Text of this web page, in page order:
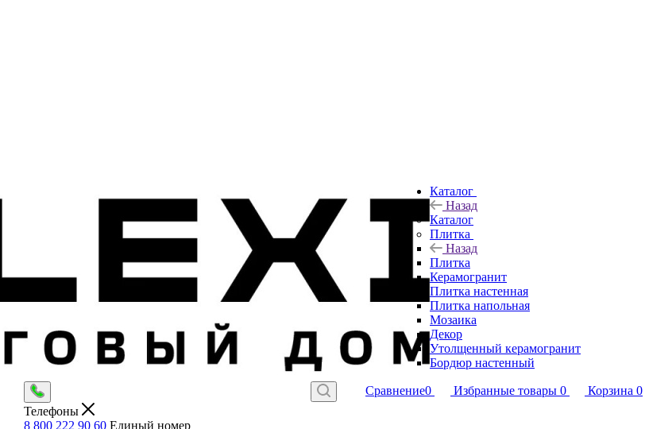
Сравнение0 Избранные товары 0 Корзина 0
Телефоны
8 800 222 90 60 Единый номер
Каталог
Назад
Каталог
Плитка
Назад
Плитка
Керамогранит
Плитка настенная
Плитка напольная
Мозаика
Декор
Утолщенный керамогранит
Бордюр настенный